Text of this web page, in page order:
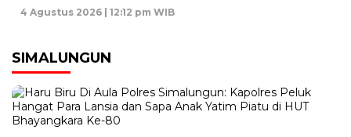
4 Agustus 2026 | 12:12 pm WIB
SIMALUNGUN